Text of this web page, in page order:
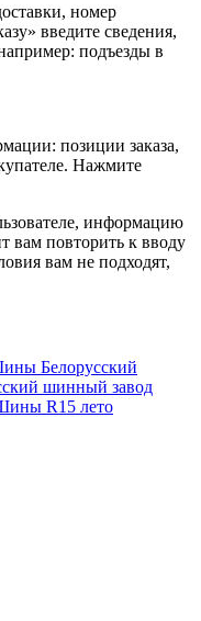
номер
введите сведения,
подъезды в
позиции заказа,
Нажмите
информацию
вам повторить к вводу
вам не подходят,
Белорусский
шинный завод
R15 лето